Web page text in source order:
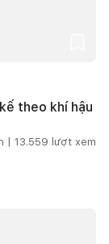
theo khí hậu
| 13.559 lượt xem